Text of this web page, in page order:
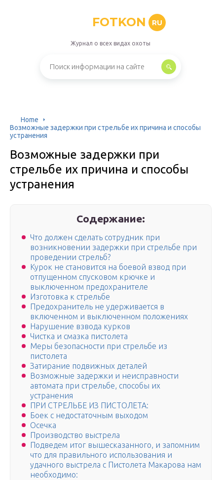
FOTKON RU
Журнал о всех видах охоты
Home
Возможные задержки при стрельбе их причина и способы
устранения
Возможные задержки при
стрельбе их причина и способы
устранения
Содержание:
Что должен сделать сотрудник при
возникновении задержки при стрельбе при
проведении стрельб?
Курок не становится на боевой взвод при
отпущенном спусковом крючке и
выключенном предохранителе
Изготовка к стрельбе
Предохранитель не удерживается в
включенном и выключенном положениях
Нарушение взвода курков
Чистка и смазка пистолета
Меры безопасности при стрельбе из
пистолета
Затирание подвижных деталей
Возможные задержки и неисправности
автомата при стрельбе, способы их
устранения
ПРИ СТРЕЛЬБЕ ИЗ ПИСТОЛЕТА:
Боек с недостаточным выходом
Осечка
Производство выстрела
Подведем итог вышесказанного, и запомним
что для правильного использования и
удачного выстрела с Пистолета Макарова нам
необходимо: